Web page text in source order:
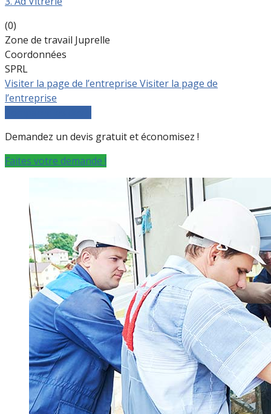
(0)
Zone de travail Juprelle
Coordonnées
SPRL
Visiter la page de l’entreprise Visiter la page de
l’entreprise
Demandez un devis gratuit et économisez !
Faites votre demande !